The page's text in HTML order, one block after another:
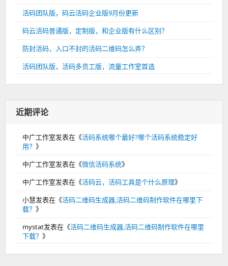
活码团队版，码云活码企业版9月份更新
码云活码普通版，定制版，和企业版有什么区别？
防封活码，入口不封的活码二维码怎么弄？
活码团队版，活码多员工版，流量工作室首选
近期评论
中广工作室发表在《活码系统哪个最好?哪个活码系统稳定好
用？ 》
中广工作室发表在《微信活码系统》
中广工作室发表在《活码云，活码工具是个什么原理》
小慧发表在《活码二维码生成器,活码二维码制作软件在哪里下
载？ 》
mystat发表在《活码二维码生成器,活码二维码制作软件在哪里
下载？ 》